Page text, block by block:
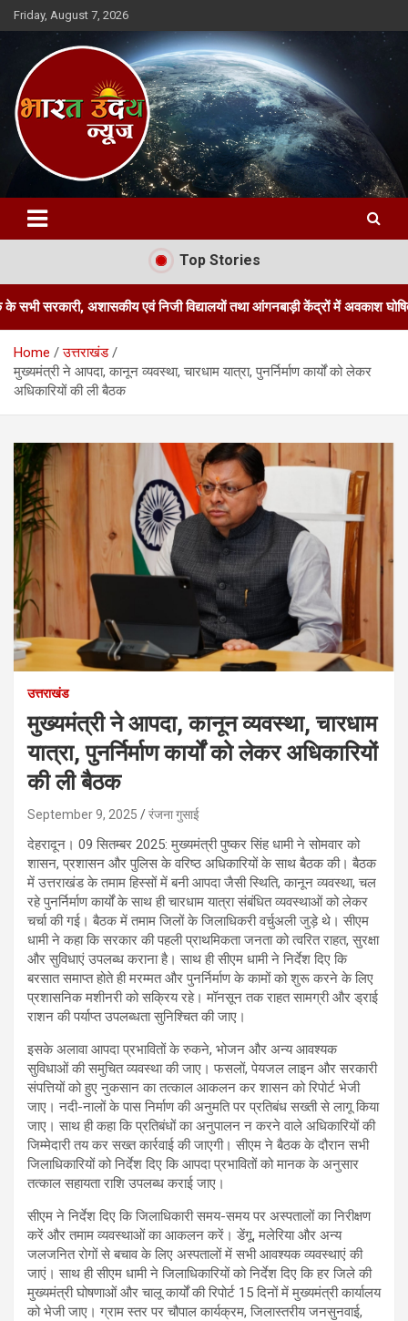
Skip
to
Friday, August 7, 2026
Bharat Uday News
Top Stories
एवं निजी विद्यालयों तथा आंगनबाड़ी केंद्रों में अवकाश घोषित किया
Home
उत्तराखंड
मुख्यमंत्री ने आपदा, कानून व्यवस्था, चारधाम यात्रा, पुनर्निर्माण कार्यों को लेकर
अधिकारियों की ली बैठक
उत्तराखंड
मुख्यमंत्री ने आपदा, कानून व्यवस्था, चारधाम
यात्रा, पुनर्निर्माण कार्यों को लेकर अधिकारियों
की ली बैठक
September 9, 2025 रंजना गुसाई
देहरादून। 09 सितम्बर 2025: मुख्यमंत्री पुष्कर सिंह धामी ने सोमवार को
शासन, प्रशासन और पुलिस के वरिष्ठ अधिकारियों के साथ बैठक की। बैठक
में उत्तराखंड के तमाम हिस्सों में बनी आपदा जैसी स्थिति, कानून व्यवस्था, चल
रहे पुनर्निर्माण कार्यों के साथ ही चारधाम यात्रा संबंधित व्यवस्थाओं को लेकर
चर्चा की गई। बैठक में तमाम जिलों के जिलाधिकरी वर्चुअली जुड़े थे। सीएम
धामी ने कहा कि सरकार की पहली प्राथमिकता जनता को त्वरित राहत, सुरक्षा
और सुविधाएं उपलब्ध कराना है। साथ ही सीएम धामी ने निर्देश दिए कि
बरसात समाप्त होते ही मरम्मत और पुनर्निर्माण के कामों को शुरू करने के लिए
प्रशासनिक मशीनरी को सक्रिय रहे। मॉनसून तक राहत सामग्री और ड्राई
राशन की पर्याप्त उपलब्धता सुनिश्चित की जाए।
इसके अलावा आपदा प्रभावितों के रुकने, भोजन और अन्य आवश्यक
सुविधाओं की समुचित व्यवस्था की जाए। फसलों, पेयजल लाइन और सरकारी
संपत्तियों को हुए नुकसान का तत्काल आकलन कर शासन को रिपोर्ट भेजी
जाए। नदी-नालों के पास निर्माण की अनुमति पर प्रतिबंध सख्ती से लागू किया
जाए। साथ ही कहा कि प्रतिबंधों का अनुपालन न करने वाले अधिकारियों की
जिम्मेदारी तय कर सख्त कार्रवाई की जाएगी। सीएम ने बैठक के दौरान सभी
जिलाधिकारियों को निर्देश दिए कि आपदा प्रभावितों को मानक के अनुसार
तत्काल सहायता राशि उपलब्ध कराई जाए।
सीएम ने निर्देश दिए कि जिलाधिकारी समय-समय पर अस्पतालों का निरीक्षण
करें और तमाम व्यवस्थाओं का आकलन करें। डेंगू, मलेरिया और अन्य
जलजनित रोगों से बचाव के लिए अस्पतालों में सभी आवश्यक व्यवस्थाएं की
जाएं। साथ ही सीएम धामी ने जिलाधिकारियों को निर्देश दिए कि हर जिले की
मुख्यमंत्री घोषणाओं और चालू कार्यों की रिपोर्ट 15 दिनों में मुख्यमंत्री कार्यालय
को भेजी जाए। ग्राम स्तर पर चौपाल कार्यक्रम, जिलास्तरीय जनसुनवाई,